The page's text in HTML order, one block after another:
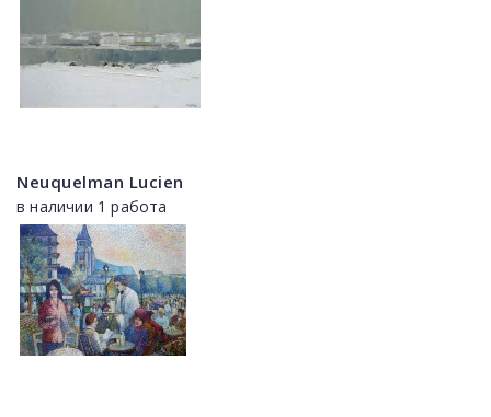
Neuquelman Lucien
в наличии 1 работа